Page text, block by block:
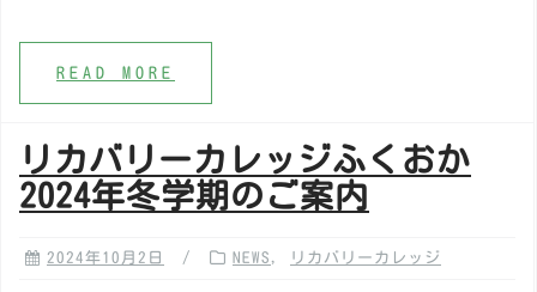
READ MORE
リカバリーカレッジふくおか
2024年冬学期のご案内
2024年10月2日 NEWS , リカバリーカレッジ